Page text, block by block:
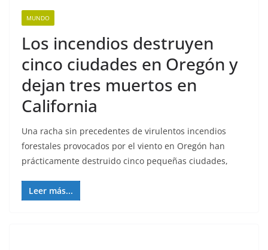
MUNDO
Los incendios destruyen
cinco ciudades en Oregón y
dejan tres muertos en
California
Una racha sin precedentes de virulentos incendios
forestales provocados por el viento en Oregón han
prácticamente destruido cinco pequeñas ciudades,
Leer más...